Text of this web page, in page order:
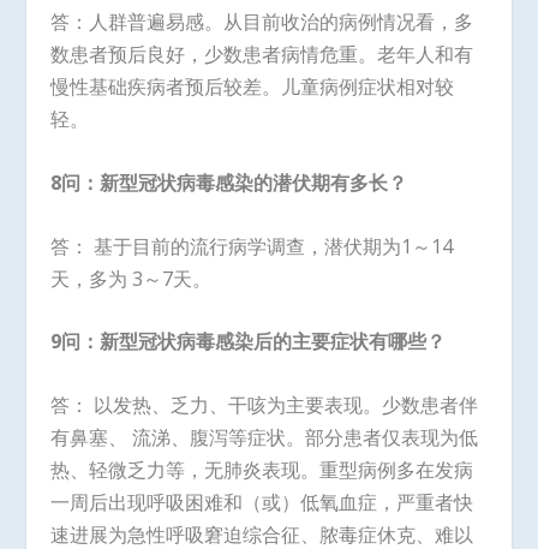
答：人群普遍易感。从目前收治的病例情况看，多
数患者预后良好，少数患者病情危重。老年人和有
慢性基础疾病者预后较差。儿童病例症状相对较
轻。
8问：新型冠状病毒感染的潜伏期有多长？
答： 基于目前的流行病学调查，潜伏期为1～14
天，多为 3～7天。
9问：新型冠状病毒感染后的主要症状有哪些？
答： 以发热、乏力、干咳为主要表现。少数患者伴
有鼻塞、 流涕、腹泻等症状。部分患者仅表现为低
热、轻微乏力等，无肺炎表现。重型病例多在发病
一周后出现呼吸困难和（或）低氧血症，严重者快
速进展为急性呼吸窘迫综合征、脓毒症休克、难以